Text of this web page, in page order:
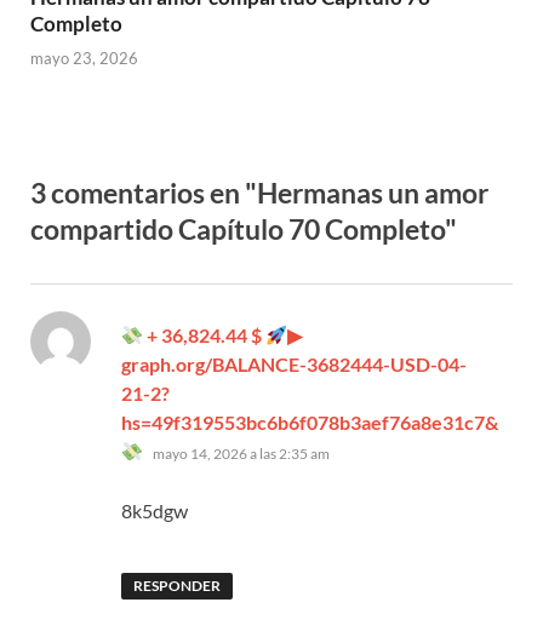
Completo
mayo 23, 2026
3 comentarios en "Hermanas un amor
compartido Capítulo 70 Completo"
+ 36,824.44 $
▶
graph.org/BALANCE-3682444-USD-04-
21-2?
hs=49f319553bc6b6f078b3aef76a8e31c7&
dice:
mayo 14, 2026 a las 2:35 am
8k5dgw
RESPONDER